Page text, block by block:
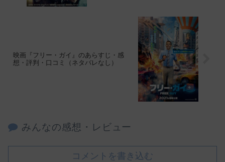
映画『フリー・ガイ』のあらすじ・感
想・評判・口コミ（ネタバレなし）
みんなの感想・レビュー
コメントを書き込む